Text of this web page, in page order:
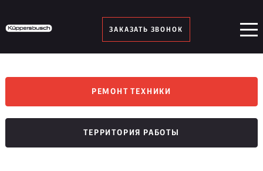
ЗАКАЗАТЬ ЗВОНОК
РЕМОНТ ТЕХНИКИ
ТЕРРИТОРИЯ РАБОТЫ